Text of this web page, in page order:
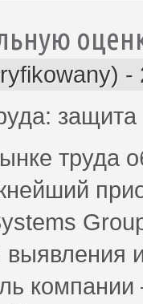
-
защита
труда